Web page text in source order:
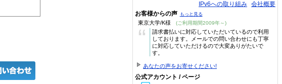
IPv6への取り組み 会社概要
お客様からの声 もっと見る
東京大学/K様 (ご利用期間2009年～)
“
請求書払いに対応していただいているので利用
しております。メールでの問い合わせにも丁寧
に対応していただけるので大変ありがたいで
す。
あなたの声をお寄せください!
公式アカウント / ページ